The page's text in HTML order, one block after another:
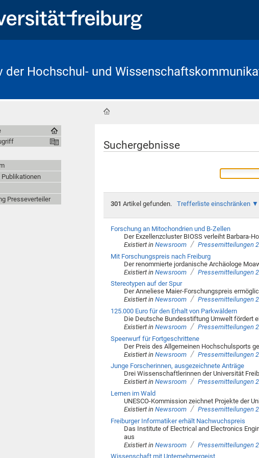
der Hochschul- und
Suchergebnisse
301 Artikel gefunden. Trefferliste einschränken
Forschung an Mitochondrien und B-Zellen
Der Exzellenzcluster BIOSS verleiht Barbara-
Existiert in Newsroom / Pressemitteilungen
Mit Forschungspreis nach Freiburg
Der renommierte jordanische Archäologe
Existiert in Newsroom / Pressemitteilungen
Stereotypen auf der Spur
Der Anneliese Maier-Forschungspreis
Existiert in Newsroom / Pressemitteilungen
125.000 Euro für den Erhalt von Parkwäldern
Die Deutsche Bundesstiftung Umwelt fördert
Existiert in Newsroom / Pressemitteilungen
Speerwurf für Fortgeschrittene
Der Preis des Allgemeinen Hochschulsports
Existiert in Newsroom / Pressemitteilungen
Junge Forscherinnen, ausgezeichnete Anträge
Drei Wissenschaftlerinnen der Universität
Existiert in Newsroom / Pressemitteilungen
Lernen im Wald
UNESCO-Kommission zeichnet Projekte der
Existiert in Newsroom / Pressemitteilungen
Freiburger Informatiker erhält Nachwuchspreis
Das Institute of Electrical and Electronics
aus
Existiert in Newsroom / Pressemitteilungen
Wissenschaft mit Unternehmergeist
Publikationen
Presseverteiler